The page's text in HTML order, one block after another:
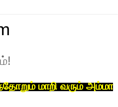
மாறி வரும் அம்மா